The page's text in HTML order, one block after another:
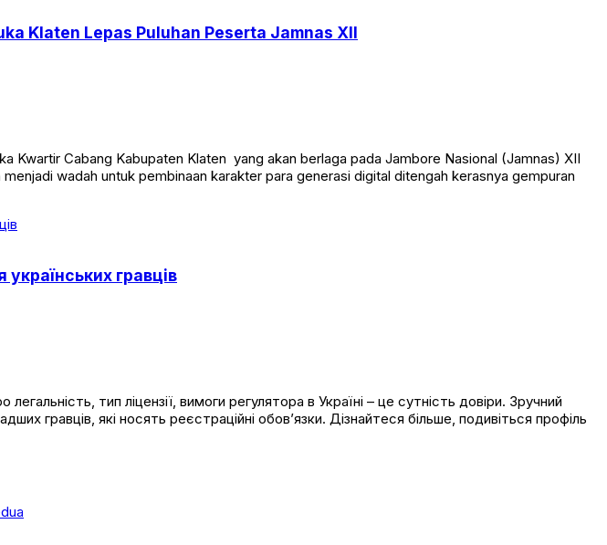
Klaten Lepas Puluhan Peserta Jamnas XII
Kwartir Cabang Kabupaten Klaten yang akan berlaga pada Jambore Nasional (Jamnas) XII
wadah untuk pembinaan karakter para generasi digital ditengah kerasnya gempuran
гравців
тип ліцензії, вимоги регулятора в Україні – це сутність довіри. Зручний
гравців, які носять реєстраційні обов’язки. Дізнайтеся більше, подивіться профіль